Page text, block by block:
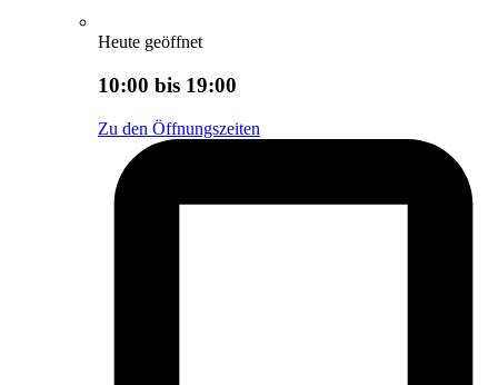
Heute geöffnet
10:00 bis 19:00
Zu den Öffnungszeiten